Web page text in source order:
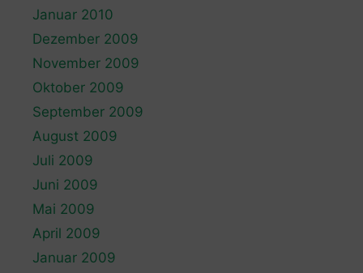
Januar 2010
Dezember 2009
November 2009
Oktober 2009
September 2009
August 2009
Juli 2009
Juni 2009
Mai 2009
April 2009
Januar 2009